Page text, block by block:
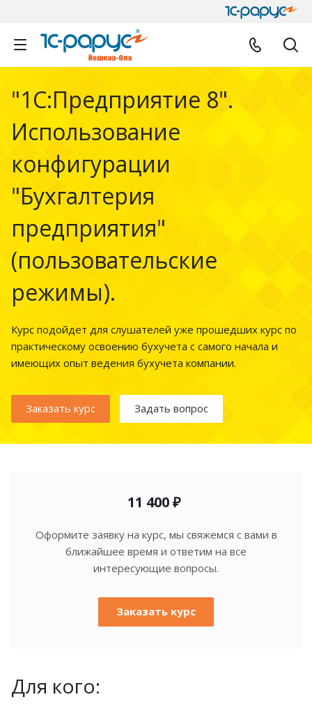
"1С:Предприятие 8".
Использование
конфигурации
"Бухгалтерия
предприятия"
(пользовательские
режимы).
Курс подойдет для слушателей уже прошедших курс по
практическому освоению бухучета с самого начала и
имеющих опыт ведения бухучета компании.
Заказать курс Задать вопрос
11 400 ₽
Оформите заявку на курс, мы свяжемся с вами в
ближайшее время и ответим на все
интересующие вопросы.
Заказать курс
Для кого: